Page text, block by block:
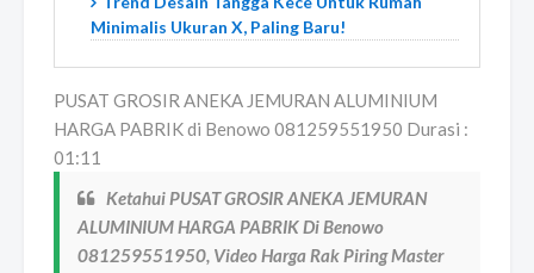
Minimalis Ukuran X, Paling Baru!
PUSAT GROSIR ANEKA JEMURAN ALUMINIUM
HARGA PABRIK di Benowo 081259551950 Durasi :
01:11
Ketahui PUSAT GROSIR ANEKA JEMURAN
ALUMINIUM HARGA PABRIK Di Benowo
081259551950, Video Harga Rak Piring Master